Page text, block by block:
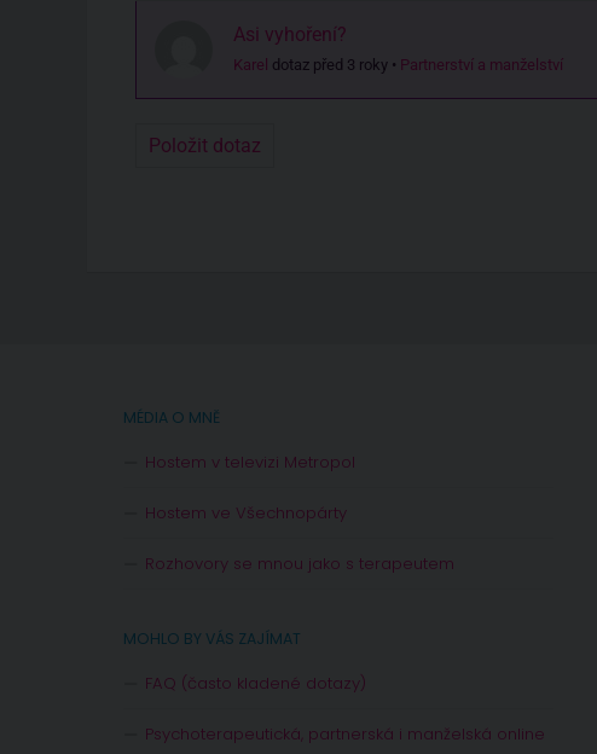
Asi vyhoření?
Karel dotaz před 3 roky • Partnerství a manželství
Položit dotaz
MÉDIA O MNĚ
Hostem v televizi Metropol
Hostem ve Všechnopárty
Rozhovory se mnou jako s terapeutem
MOHLO BY VÁS ZAJÍMAT
FAQ (často kladené dotazy)
Psychoterapeutická, partnerská i manželská online